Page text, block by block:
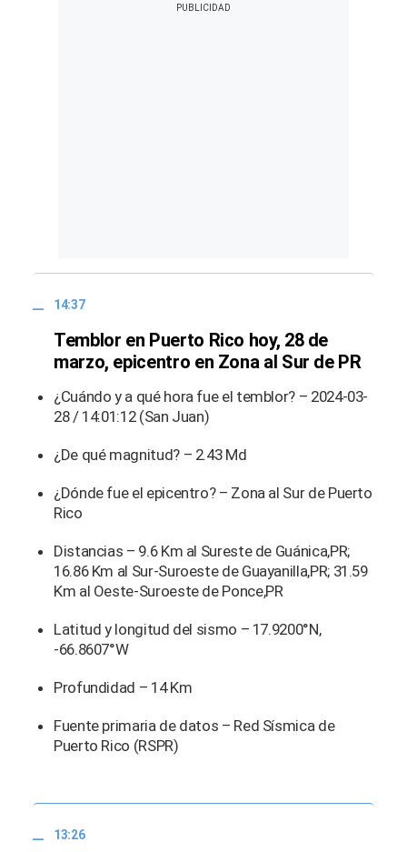
14:37
Temblor en Puerto Rico hoy, 28 de
marzo, epicentro en Zona al Sur de PR
¿Cuándo y a qué hora fue el temblor? – 2024-03-
28 / 14:01:12 (San Juan)
¿De qué magnitud? – 2.43 Md
¿Dónde fue el epicentro? – Zona al Sur de Puerto
Rico
Distancias – 9.6 Km al Sureste de Guánica,PR;
16.86 Km al Sur-Suroeste de Guayanilla,PR; 31.59
Km al Oeste-Suroeste de Ponce,PR
Latitud y longitud del sismo – 17.9200°N,
-66.8607°W
Profundidad – 14 Km
Fuente primaria de datos – Red Sísmica de
Puerto Rico (RSPR)
13:26